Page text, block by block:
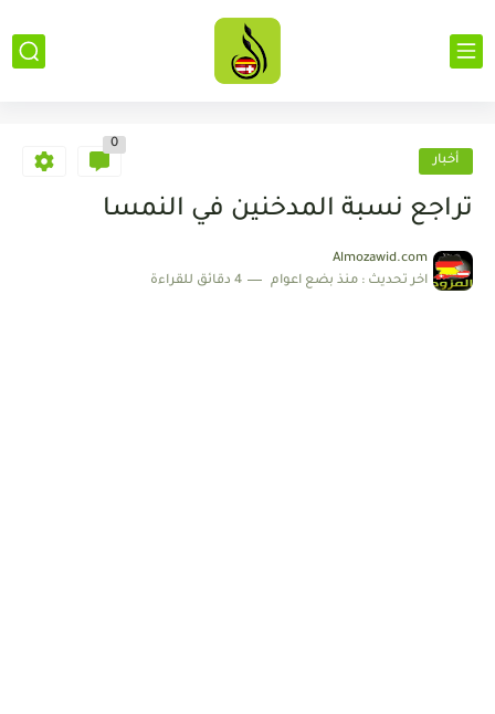
أخبار
0
تراجع نسبة المدخنين في النمسا
Almozawid.com
اخر تحديث : منذ بضع اعوام 4 دقائق للقراءة